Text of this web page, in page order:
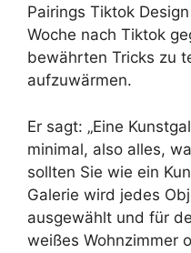
Pairings Tiktok
Woche nach Tiktok
bewährten Tricks zu
aufzuwärmen.
Er sagt: „Eine
minimal, also alles,
sollten Sie wie ein
Galerie wird jedes
ausgewählt und für
weißes Wohnzimmer